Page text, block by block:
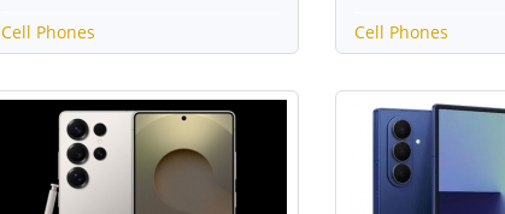
Cell Phones Cell Phones